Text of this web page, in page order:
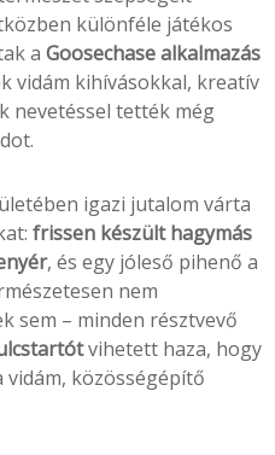
különféle játékos
a Goosechase alkalmazás
vidám kihívásokkal, kreatív
nevetéssel tették még
igazi jutalom várta
frissen készült hagymás
, és egy jóleső pihenő a
nem
sem – minden résztvevő
vihetett haza, hogy
vidám, közösségépítő